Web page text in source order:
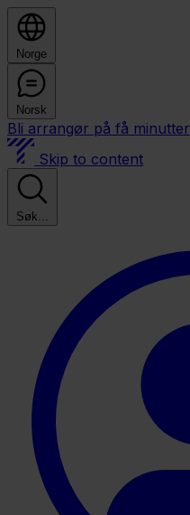
Norge
Norsk
Bli arrangør på få minutter
Skip to content
Søk...